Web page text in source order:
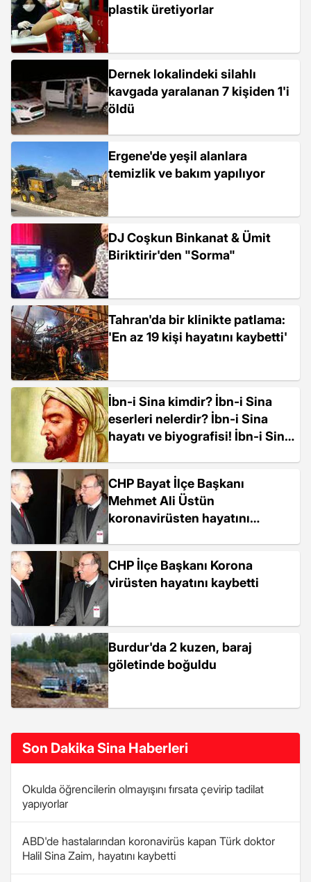
plastik üretiyorlar
Dernek lokalindeki silahlı
kavgada yaralanan 7 kişiden 1'i
öldü
Ergene'de yeşil alanlara
temizlik ve bakım yapılıyor
DJ Coşkun Binkanat & Ümit
Biriktirir'den "Sorma"
Tahran'da bir klinikte patlama:
'En az 19 kişi hayatını kaybetti'
İbn-i Sina kimdir? İbn-i Sina
eserleri nelerdir? İbn-i Sina
hayatı ve biyografisi! İbn-i Sina
CHP Bayat İlçe Başkanı
Mehmet Ali Üstün
koronavirüsten hayatını
CHP İlçe Başkanı Korona
virüsten hayatını kaybetti
Burdur'da 2 kuzen, baraj
göletinde boğuldu
Son Dakika Sina Haberleri
Okulda öğrencilerin olmayışını fırsata çevirip tadilat
yapıyorlar
ABD'de hastalarından koronavirüs kapan Türk doktor
Halil Sina Zaim, hayatını kaybetti